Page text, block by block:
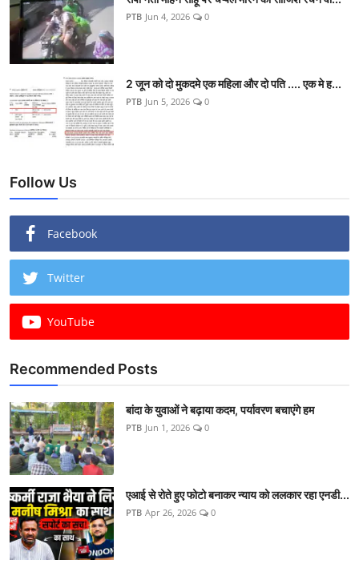
PTB Jun 4, 2026 0
2 जून को दो मुकदमे एक महिला और दो पति .... एक मे ह...
PTB Jun 5, 2026 0
Follow Us
Facebook
Twitter
YouTube
Recommended Posts
बांदा के युवाओं ने बढ़ाया कदम, पर्यावरण बचाएंगे हम
PTB Jun 1, 2026 0
एआई से रोते हुए फोटो बनाकर न्याय को ललकार रहा एनडी...
PTB Apr 26, 2026 0